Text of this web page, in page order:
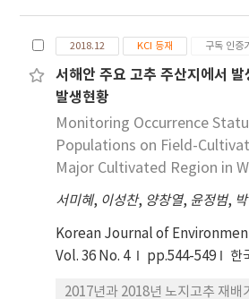
crude protein, crude fat,
content, except crude fiber
high in both non-fermented
medicinal herbal by-
crude protein content was
lead, mercury, and other
not detected and thus
food was confirmed. The
based on the feeding
fermented oak sawdust fed
and the herbal medicine
2018.12 KCI 등재 구독 인증
서해안 주요 고추 주산지에서 발
발생현황
Monitoring Occurrence
Populations on Field-
Major Cultivated Region in
서미혜, 이성찬, 양창열, 윤정범,
Korean Journal of
Vol. 36 No. 4
pp.544-549 한
2017년과 2018년 노지고추 재배